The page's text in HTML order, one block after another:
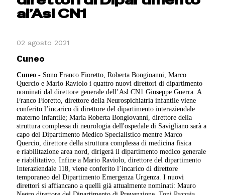
al’Asl CN1
02 agosto 2021
Cuneo
Cuneo - Sono Franco Fioretto, Roberta Bongioanni, Marco
Quercio e Mario Raviolo i quattro nuovi direttori di dipartimento
nominati dal direttore generale dell’Asl CN1 Giuseppe Guerra. A
Franco Fioretto, direttore della Neurospichiatria infantile viene
conferito l’incarico di direttore del dipartimento interaziendale
materno infantile; Maria Roberta Bongiovanni, direttore della
struttura complessa di neurologia dell'ospedale di Savigliano sarà a
capo del Dipartimento Medico Specialistico mentre Marco
Quercio, direttore della struttura complessa di medicina fisica
e riabilitazione area nord, dirigerà il dipartimento medico generale
e riabilitativo. Infine a Mario Raviolo, direttore del dipartimento
Interaziendale 118, viene conferito l’incarico di direttore
temporaneo del Dipartimento Emergenza Urgenza. I nuovi
direttori si affiancano a quelli già attualmente nominati: Mauro